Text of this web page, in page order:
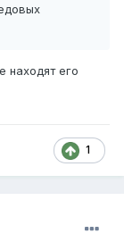
его
1